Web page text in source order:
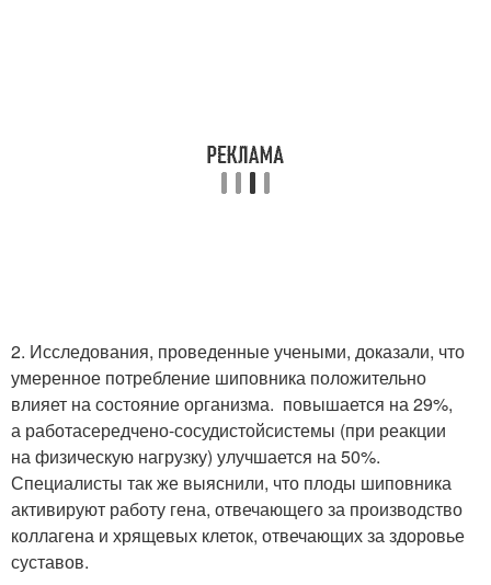
2. Исследования, проведенные учеными, доказали, что
умеренное потребление шиповника положительно
влияет на состояние организма. повышается на 29%,
а работасередчено-сосудистойсистемы (при реакции
на физическую нагрузку) улучшается на 50%.
Специалисты так же выяснили, что плоды шиповника
активируют работу гена, отвечающего за производство
коллагена и хрящевых клеток, отвечающих за здоровье
суставов.